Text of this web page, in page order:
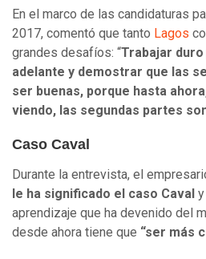
En el marco de las candidaturas
2017, comentó que tanto Lagos
grandes desafíos: “Trabajar
adelante y demostrar que las
ser buenas, porque hasta
viendo, las segundas partes
Caso Caval
Durante la entrevista, el
le ha significado el caso Caval
aprendizaje que ha devenido del
desde ahora tiene que “ser más